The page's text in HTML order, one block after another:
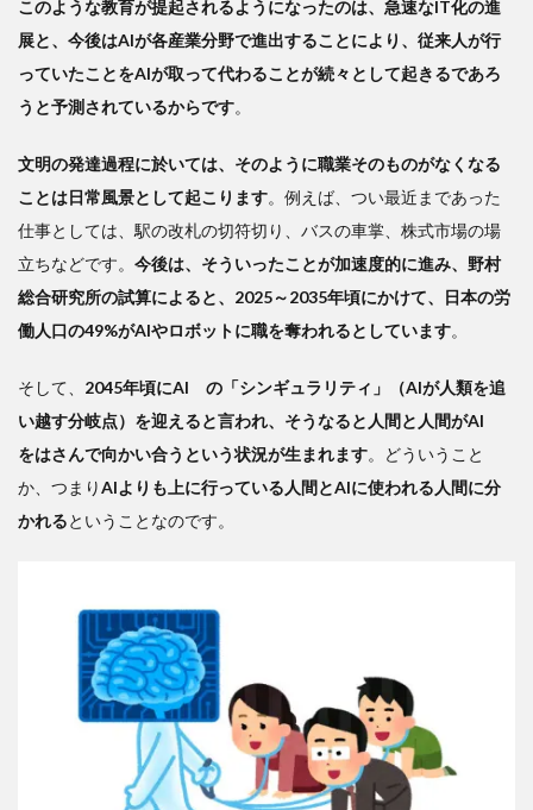
このような教育が提起されるようになったのは、急速なIT化の進
展と、今後はAIが各産業分野で進出することにより、従来人が行
っていたことをAIが取って代わることが続々として起きるであろ
うと予測されているからです。
文明の発達過程に於いては、そのように職業そのものがなくなる
ことは日常風景として起こります。例えば、つい最近まであった
仕事としては、駅の改札の切符切り、バスの車掌、株式市場の場
立ちなどです。 今後は、そういったことが加速度的に進み、野村
総合研究所の試算によると、2025～2035年頃にかけて、日本の労
働人口の49%がAIやロボットに職を奪われるとしています。
そして、 2045年頃にAI の「シンギュラリティ」（AIが人類を追
い越す分岐点）を迎えると言われ、そうなると人間と人間がAI
をはさんで向かい合うという状況が生まれます。どういうこと
か、つまりAIよりも上に行っている人間とAIに使われる人間に分
かれるということなのです。